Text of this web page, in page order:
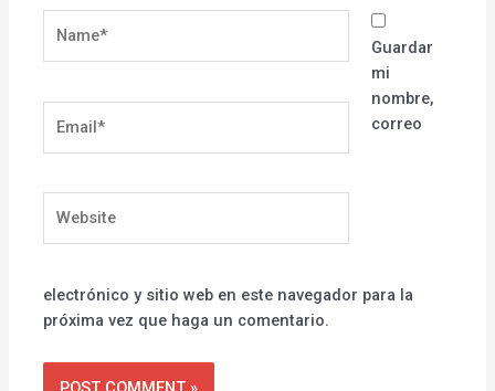
Guardar
mi
nombre,
correo
electrónico y sitio web en este navegador para la
próxima vez que haga un comentario.